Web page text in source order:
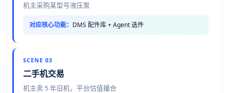
机主采购某型号液压泵
对应核心功能： DMS 配件库 + Agent 选件
SCENE 03
二手机交易
机主卖 5 年旧机，平台估值撮合